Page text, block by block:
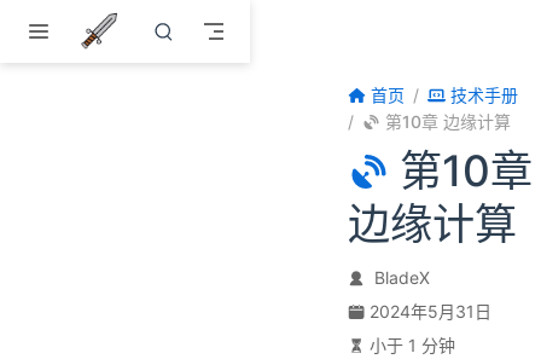
首页
技术手册
第10章 边缘计算
第10章
边缘计算
BladeX
2024年5月31日
小于 1 分钟